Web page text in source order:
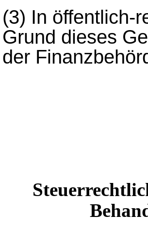
(3) In öffentlich-
Grund dieses
der